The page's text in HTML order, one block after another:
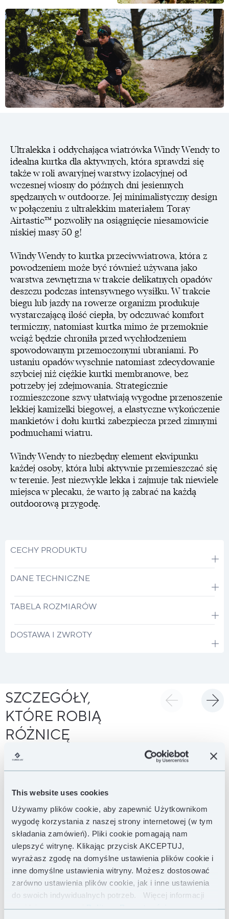
This website uses cookies
Używamy plików cookie, aby zapewnić Użytkownikom
wygodę korzystania z naszej strony internetowej (w tym
składania zamówień). Pliki cookie pomagają nam
ulepszyć witrynę. Klikając przycisk AKCEPTUJ,
wyrażasz zgodę na domyślne ustawienia plików cookie i
inne domyślne ustawienia witryny. Możesz dostosować
zarówno ustawienia plików cookie, jak i inne ustawienia
do swoich indywidualnych potrzeb.
Więcej informacji
znajdziesz w naszejPolityce Prywatności .
Ultralekka i oddychająca wiatrówka Windy Wendy to
idealna kurtka dla aktywnych, która sprawdzi się
także w roli awaryjnej warstwy izolacyjnej od
wczesnej wiosny do późnych dni jesiennych
spędzanych w outdoorze. Jej minimalistyczny design
w połączeniu z ultralekkim materiałem Toray
Airtastic™ pozwoliły na osiągnięcie niesamowicie
niskiej masy 50 g!
Windy Wendy to kurtka przeciwwiatrowa, która z
powodzeniem może być również używana jako
warstwa zewnętrzna w trakcie delikatnych opadów
deszczu podczas intensywnego wysiłku. W trakcie
biegu lub jazdy na rowerze organizm produkuje
wystarczającą ilość ciepła, by odczuwać komfort
termiczny, natomiast kurtka mimo że przemoknie
wciąż będzie chroniła przed wychłodzeniem
spowodowanym przemoczonymi ubraniami. Po
ustaniu opadów wyschnie natomiast zdecydowanie
szybciej niż ciężkie kurtki membranowe, bez
potrzeby jej zdejmowania. Strategicznie
rozmieszczone szwy ułatwiają wygodne przenoszenie
lekkiej kamizelki biegowej, a elastyczne wykończenie
mankietów i dołu kurtki zabezpiecza przed zimnymi
podmuchami wiatru.
Windy Wendy to niezbędny element ekwipunku
każdej osoby, która lubi aktywnie przemieszczać się
w terenie. Jest niezwykle lekka i zajmuje tak niewiele
miejsca w plecaku, że warto ją zabrać na każdą
outdoorową przygodę.
CECHY PRODUKTU
DANE TECHNICZNE
TABELA ROZMIARÓW
DOSTAWA I ZWROTY
SZCZEGÓŁY,
KTÓRE ROBIĄ
RÓŻNICĘ